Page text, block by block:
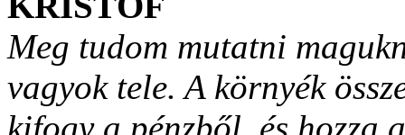
Meg tudom mutatni
vagyok tele. A környék
kifogy a pénzből, és hozza